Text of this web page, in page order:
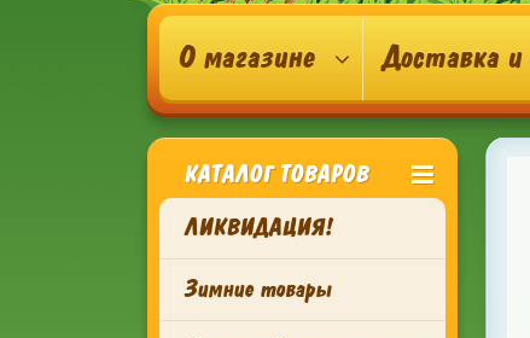
О магазине Доставка и
КАТАЛОГ ТОВАРОВ
ЛИКВИДАЦИЯ!
Зимние товары